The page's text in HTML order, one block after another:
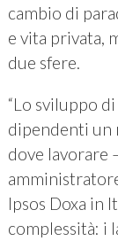
cambio di
e vita privata,
due sfere.
“Lo sviluppo
dipendenti un
dove lavorare
Ipsos Doxa in
complessità: i